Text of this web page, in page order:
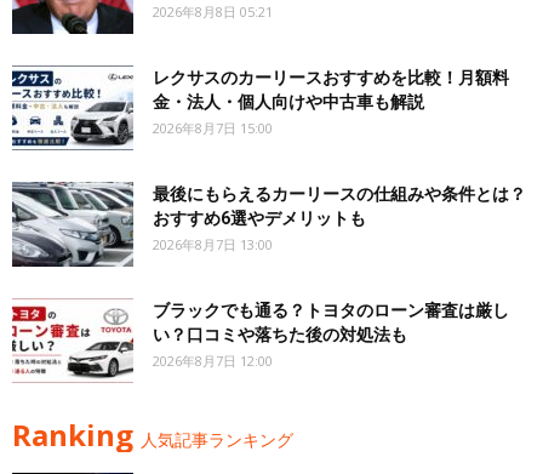
2026年8月8日 05:21
レクサスのカーリースおすすめを比較！月額料
金・法人・個人向けや中古車も解説
2026年8月7日 15:00
最後にもらえるカーリースの仕組みや条件とは？
おすすめ6選やデメリットも
2026年8月7日 13:00
ブラックでも通る？トヨタのローン審査は厳し
い？口コミや落ちた後の対処法も
2026年8月7日 12:00
Ranking 人気記事ランキング